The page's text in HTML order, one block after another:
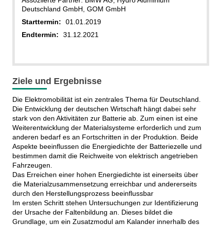
Deutschland GmbH, GOM GmbH
Starttermin:
01.01.2019
Endtermin:
31.12.2021
Ziele und Ergebnisse
Die Elektromobilität ist ein zentrales Thema für Deutschland.
Die Entwicklung der deutschen Wirtschaft hängt dabei sehr
stark von den Aktivitäten zur Batterie ab. Zum einen ist eine
Weiterentwicklung der Materialsysteme erforderlich und zum
anderen bedarf es an Fortschritten in der Produktion. Beide
Aspekte beeinflussen die Energiedichte der Batteriezelle und
bestimmen damit die Reichweite von elektrisch angetrieben
Fahrzeugen.
Das Erreichen einer hohen Energiedichte ist einerseits über
die Materialzusammensetzung erreichbar und andererseits
durch den Herstellungsprozess beeinflussbar
Im ersten Schritt stehen Untersuchungen zur Identifizierung
der Ursache der Faltenbildung an. Dieses bildet die
Grundlage, um ein Zusatzmodul am Kalander innerhalb des